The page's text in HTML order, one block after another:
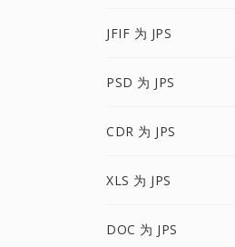
JFIF 为 JPS
PSD 为 JPS
CDR 为 JPS
XLS 为 JPS
DOC 为 JPS